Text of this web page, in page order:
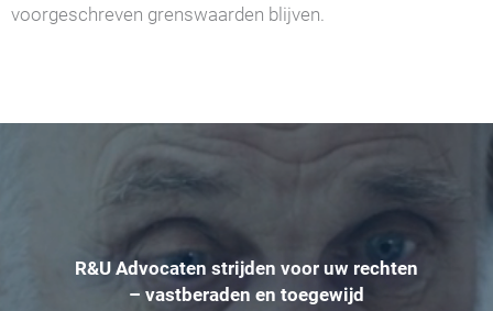
voorgeschreven grenswaarden blijven.
R&U Advocaten strijden voor uw rechten
– vastberaden en toegewijd